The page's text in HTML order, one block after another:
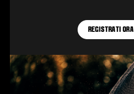
REGISTRATI ORA